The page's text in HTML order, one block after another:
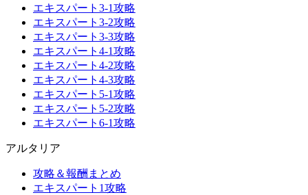
エキスパート3-1攻略
エキスパート3-2攻略
エキスパート3-3攻略
エキスパート4-1攻略
エキスパート4-2攻略
エキスパート4-3攻略
エキスパート5-1攻略
エキスパート5-2攻略
エキスパート6-1攻略
アルタリア
攻略＆報酬まとめ
エキスパート1攻略